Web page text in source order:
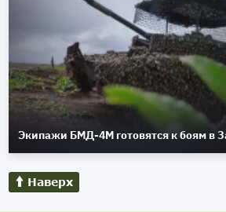
Экипажи БМД-4М готовятся к боям в
Наверх